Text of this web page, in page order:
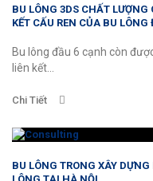
BU LÔNG 3DS CHẤT
KẾT CẤU REN CỦA BU
Bu lông đầu 6 cạnh còn
liên kết...
Chi Tiết
BU LÔNG TRONG XÂY